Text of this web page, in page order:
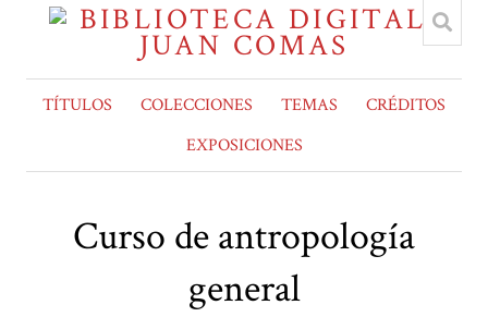
TÍTULOS COLECCIONES TEMAS
CRÉDITOS
EXPOSICIONES
Curso de antropología
general